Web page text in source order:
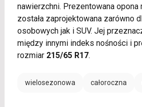
nawierzchni. Prezentowana opona
została zaprojektowana zarówno
osobowych jak i SUV. Jej
między innymi indeks nośności i
rozmiar 215/65 R17.
wielosezonowa całoroczna